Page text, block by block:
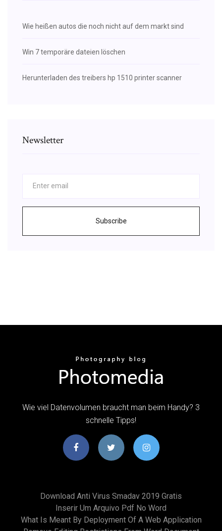
Wie heißen autos die noch nicht auf dem markt sind
Win 7 temporäre dateien löschen
Herunterladen des treibers hp 1510 printer scanner
Newsletter
Subscribe
Wie viel Datenvolumen braucht man beim Handy? 3
schnelle Tipps!
Download Anti Virus Smadav 2019 Gratis
Inserir Um Arquivo Pdf No Word
What Is Meant By Deployment Of A Web Application